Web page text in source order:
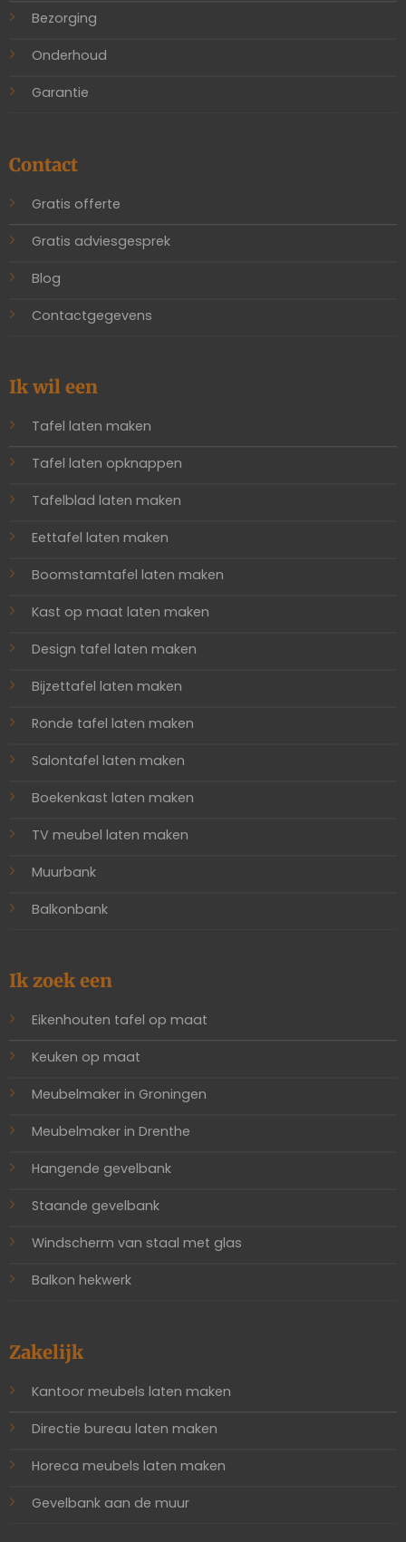
Bezorging
Onderhoud
Garantie
Contact
Gratis offerte
Gratis adviesgesprek
Blog
Contactgegevens
Ik wil een
Tafel laten maken
Tafel laten opknappen
Tafelblad laten maken
Eettafel laten maken
Boomstamtafel laten maken
Kast op maat laten maken
Design tafel laten maken
Bijzettafel laten maken
Ronde tafel laten maken
Salontafel laten maken
Boekenkast laten maken
TV meubel laten maken
Muurbank
Balkonbank
Ik zoek een
Eikenhouten tafel op maat
Keuken op maat
Meubelmaker in Groningen
Meubelmaker in Drenthe
Hangende gevelbank
Staande gevelbank
Windscherm van staal met glas
Balkon hekwerk
Zakelijk
Kantoor meubels laten maken
Directie bureau laten maken
Horeca meubels laten maken
Gevelbank aan de muur